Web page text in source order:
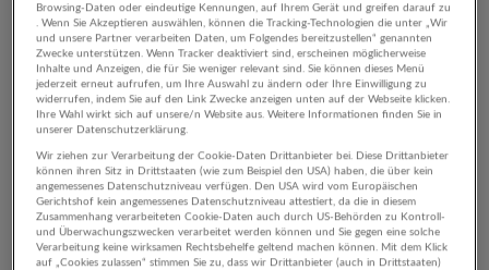
Automatisch neue Jobs per E-Mail erhalten?
Jetzt Suchagent aktivieren!
Top-Arbeitgeber
Browsing-Daten oder eindeutige Kennungen, auf Ihrem Gerät und greifen darauf zu
. Wenn Sie Akzeptieren auswählen, können die Tracking-Technologien die unter „Wir
und unsere Partner verarbeiten Daten, um Folgendes bereitzustellen“ genannten
Zwecke unterstützen. Wenn Tracker deaktiviert sind, erscheinen möglicherweise
Inhalte und Anzeigen, die für Sie weniger relevant sind. Sie können dieses Menü
jederzeit erneut aufrufen, um Ihre Auswahl zu ändern oder Ihre Einwilligung zu
widerrufen, indem Sie auf den Link Zwecke anzeigen unten auf der Webseite klicken.
Ihre Wahl wirkt sich auf unsere/n Website aus. Weitere Informationen finden Sie in
unserer Datenschutzerklärung.
Wir ziehen zur Verarbeitung der Cookie-Daten Drittanbieter bei. Diese Drittanbieter
können ihren Sitz in Drittstaaten (wie zum Beispiel den USA) haben, die über kein
angemessenes Datenschutzniveau verfügen. Den USA wird vom Europäischen
Gerichtshof kein angemessenes Datenschutzniveau attestiert, da die in diesem
Zusammenhang verarbeiteten Cookie-Daten auch durch US-Behörden zu Kontroll-
und Überwachungszwecken verarbeitet werden können und Sie gegen eine solche
Verarbeitung keine wirksamen Rechtsbehelfe geltend machen können. Mit dem Klick
auf „Cookies zulassen“ stimmen Sie zu, dass wir Drittanbieter (auch in Drittstaaten)